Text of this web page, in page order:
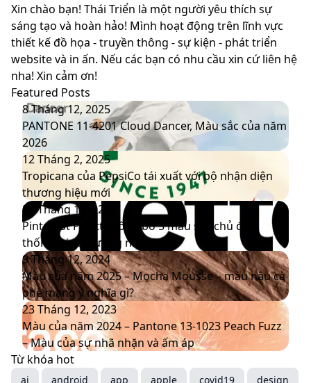
Xin chào bạn! Thái Triển là một người yêu thích sự
sáng tạo và hoàn hảo! Mình hoạt động trên lĩnh vực
thiết kế đồ họa - truyền thông - sự kiện - phát triển
website và in ấn. Nếu các bạn có nhu cầu xin cứ liên hệ
nha! Xin cảm ơn!
Featured Posts
PANTONE
11-
4201
Cloud
Dancer,
Màu
sắc
của
năm
2026
8 Tháng 12, 2025
PANTONE 11-4201 Cloud Dancer, Màu sắc của năm
2026
Tropicana
của
PepsiCo
tái
xuất
với
bộ
nhận
diện
thương
hiệu
mới
12 Tháng 2, 2025
Tropicana của PepsiCo tái xuất với bộ nhận diện
thương hiệu mới
Pinterest
Palette
công
bố
5
màu
sắc
chủ
đạo
thống
trị
20 Tháng 1, 2025
Pinterest Palette công bố 5 màu sắc chủ đạo
thống trị xu hướng năm 2025
Màu
của
năm
2025
–
Mocha
Mousse
–
9 Tháng 12, 2024
Màu của năm 2025 – Mocha Mousse – màu nâu cà
phê mang ý nghĩa gì?
Màu
của
năm
2024
–
23 Tháng 12, 2023
Màu của năm 2024 – Pantone 13-1023 Peach Fuzz
– Màu của sự nhã nhặn và ấm áp
Từ khóa hot
ai android app apple covid19 design